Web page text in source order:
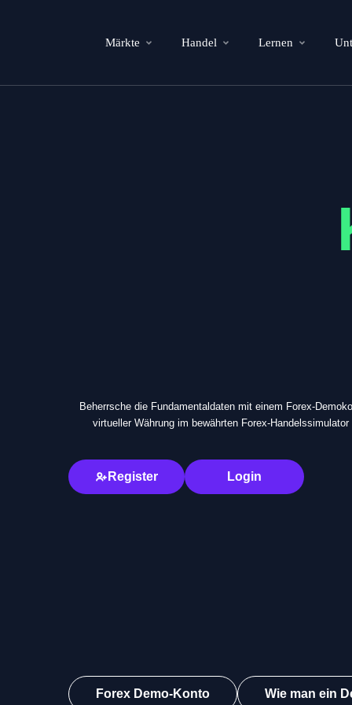
Märkte Handel Lernen
Beherrsche die Fundamentaldaten mit einem Forex-
virtueller Währung im bewährten Forex-Handelssimulator
Register Login
Forex Demo-Konto Wie man ein